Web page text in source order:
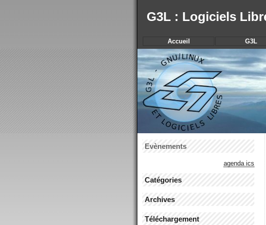
G3L : Logiciels
Accueil G3L
Evènements
agenda ics
Catégories
Archives
Téléchargement